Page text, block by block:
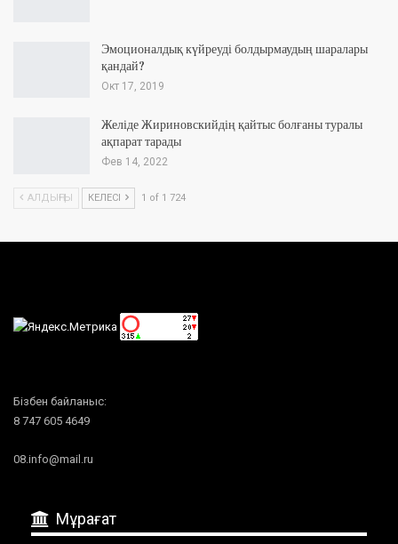
Эмоционалдық күйреуді болдырмаудың шаралары
қандай?
Окт 17, 2019
Желіде Жириновскийдің қайтыс болғаны туралы
ақпарат тарады
Фев 14, 2022
АЛДЫҢҒЫ КЕЛЕСІ 1 of 1 724
Бізбен байланыс:
8 747 605 4649
08.info@mail.ru
Мұрағат